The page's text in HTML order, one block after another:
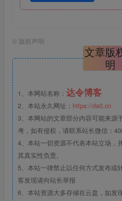
© 版权声明
文章版
明
1、本网站名称： 达令博客
2、本站永久网址： https://da0.cn
3、本网站的文章部分内容可能来源
考，如有侵权，请联系站长微信：
4、本站一切资源不代表本站立场，
其真实性负责。
5、本站一律禁止以任何方式发布或
客发现请向站长举报
6、本站资源大多存储在云盘，如发